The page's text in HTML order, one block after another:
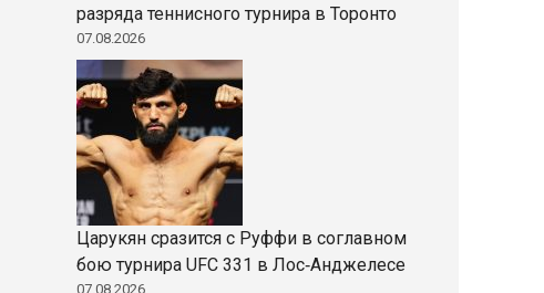
разряда теннисного турнира в Торонто
07.08.2026
Царукян сразится с Руффи в соглавном
бою турнира UFC 331 в Лос‑Анджелесе
07.08.2026